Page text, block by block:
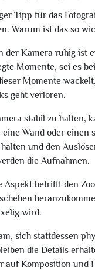
Tipp für das
Warum ist das so
der Kamera ruhig ist
Momente, sei es
Momente
geht verloren.
stabil zu halten,
eine Wand oder einen
und den
die Aufnahmen.
Aspekt betrifft den
wird.
sich stattdessen
die Details
auf Komposition und